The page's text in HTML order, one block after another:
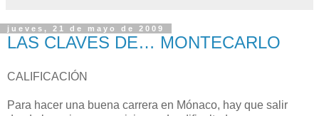
jueves, 21 de mayo de 2009
LAS CLAVES DE… MONTECARLO
CALIFICACIÓN
Para hacer una buena carrera en Mónaco, hay que salir